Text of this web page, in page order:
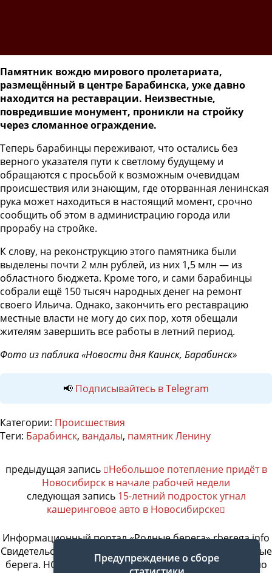
Памятник вождю мирового пролетариата,
размещённый в центре Барабинска, уже давно
находится на реставрации. Неизвестные,
повредившие монумент, проникли на стройку
через сломанное ограждение.
Теперь барабинцы переживают, что остались без
верного указателя пути к светлому будущему и
обращаются с просьбой к возможным очевидцам
происшествия или знающим, где оторванная ленинская
рука может находиться в настоящий момент, срочно
сообщить об этом в администрацию города или
прорабу на стройке.
К слову, на реконструкцию этого памятника были
выделены почти 2 млн рублей, из них 1,5 млн — из
областного бюджета. Кроме того, и сами барабинцы
собрали ещё 150 тысяч народных денег на ремонт
своего Ильича. Однако, закончить его реставрацию
местные власти не могу до сих пор, хотя обещали
жителям завершить все работы в летний период.
Фото из паблика «Новости дня Каинск, Барабинск»
📢 Подписывайтесь в Telegram
Категории: Происшествия
Теги: Барабинск, вандалы, памятник Ленину
предыдущая запись
Небольшое потепление придёт в
Новосибирск в начале рабочей недели
следующая запись 15-летний подросток угнал
кашеринговое авто в Новосибирске
Информационный портал «Родные берега» rberega.info
Свидетельство о регистрации сетевого издания «Родные
берега. НСК»: Эл № ФС77-74717 от 11.01.2019 г., выдано
Предупреждение о сборе